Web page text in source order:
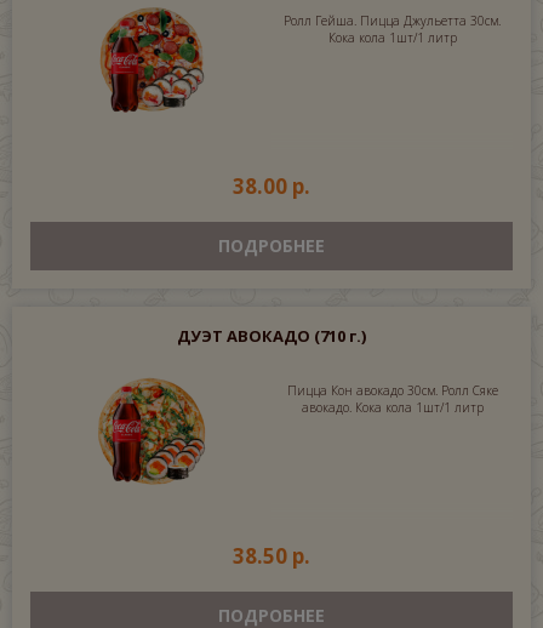
Ролл Гейша. Пицца Джульетта 30см.
Кока кола 1шт/1 литр
38.00 р.
ПОДРОБНЕЕ
ДУЭТ АВОКАДО (710 г.)
Пицца Кон авокадо 30см. Ролл Сяке
авокадо. Кока кола 1шт/1 литр
38.50 р.
ПОДРОБНЕЕ